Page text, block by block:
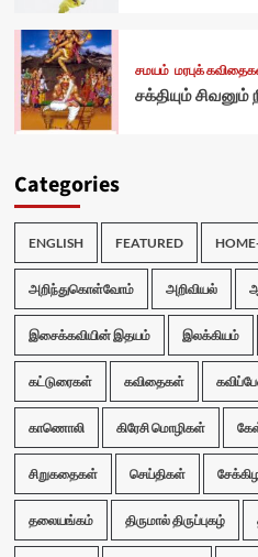
சமயம் மரபுக்
சக்தியும்
Categories
ENGLISH FEATURED
அறிந்துகொள்வோம் அறிவியல்
இசைக்கவியின் இதயம் இலக்கியம்
கட்டுரைகள் கவிதைகள்
காணொலி கிரேசி மொழிகள்
சிறுகதைகள் செய்திகள்
தலையங்கம் திருமால் திருப்புகழ்